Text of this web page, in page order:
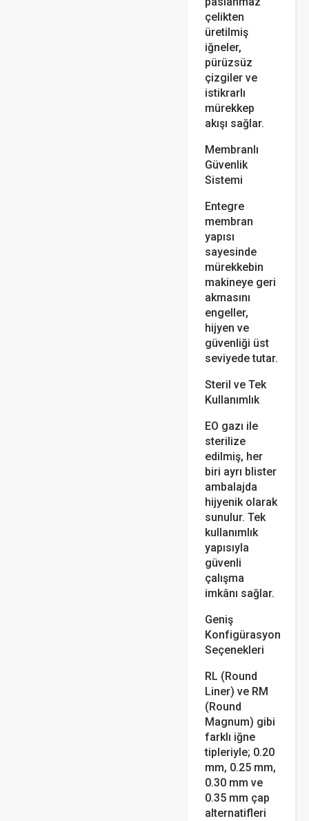
çelikten
üretilmiş
iğneler,
pürüzsüz
çizgiler ve
istikrarlı
mürekkep
akışı sağlar.
Membranlı
Güvenlik
Sistemi
Entegre
membran
yapısı
sayesinde
mürekkebin
makineye geri
akmasını
engeller,
hijyen ve
güvenliği üst
seviyede tutar.
Steril ve Tek
Kullanımlık
EO gazı ile
sterilize
edilmiş, her
biri ayrı blister
ambalajda
hijyenik olarak
sunulur. Tek
kullanımlık
yapısıyla
güvenli
çalışma
imkânı sağlar.
Geniş
Konfigürasyon
Seçenekleri
RL (Round
Liner) ve RM
(Round
Magnum) gibi
farklı iğne
tipleriyle; 0.20
mm, 0.25 mm,
0.30 mm ve
0.35 mm çap
alternatifleri